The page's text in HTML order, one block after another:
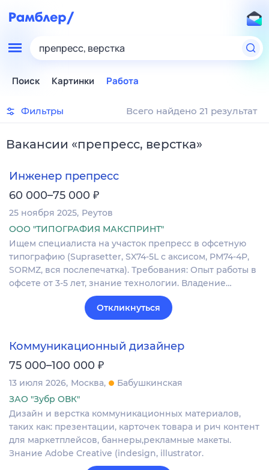
препресс, верстка
Поиск Картинки Работа
Фильтры Всего найдено 21 результат
Вакансии «препресс, верстка»
Инженер препресс
60 000–75 000 ₽
25 ноября 2025 Реутов
ООО "ТИПОГРАФИЯ МАКСПРИНТ"
Ищем специалиста на участок препресс в офсетную
типографию (Suprasetter, SX74-5L с аксисом, PM74-4P,
SORMZ, вся послепечатка). Требования: Опыт работы в
офсете от 3-5 лет, знание технологии. Владение…
Откликнуться
Коммуникационный дизайнер
75 000–100 000 ₽
13 июля 2026 Москва
Бабушкинская
ЗАО "Зубр ОВК"
Дизайн и верстка коммуникационных материалов,
таких как: презентации, карточек товара и рич контент
для маркетплейсов, баннеры,рекламные макеты.
Знание Adobe Creative (indesign, illustrator.